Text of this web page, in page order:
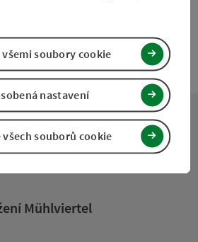
Mühlviertel
všech souborů cookie
nastavení
všemi soubory cookie